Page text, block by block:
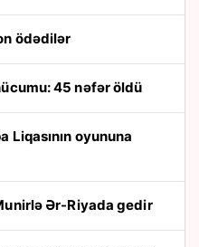
ödədilər
45 nəfər öldü
Ər-Riyada gedir